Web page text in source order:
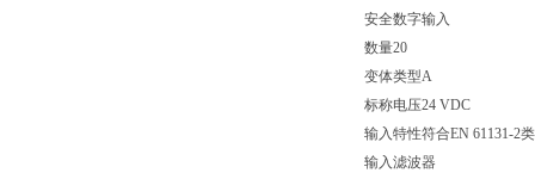
安全数字输入
数量20
变体类型A
标称电压24 VDC
输入特性符合EN 61131-2
输入滤波器